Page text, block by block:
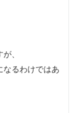
、
なるわけではあ